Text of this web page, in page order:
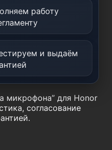
работу
и выдаём
микрофона” для Honor
согласование